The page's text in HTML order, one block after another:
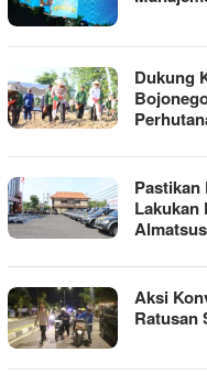
Dukung
Pastikan
Lakukan
Aksi
Ratusan